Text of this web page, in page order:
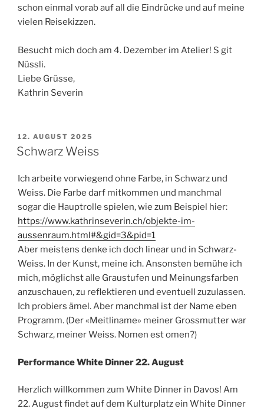
schon einmal vorab auf all die Eindrücke und auf meine
vielen Reisekizzen.
Besucht mich doch am 4. Dezember im Atelier! S git
Nüssli.
Liebe Grüsse,
Kathrin Severin
VERÖFFENTLICHT
AM
12. AUGUST 2025
Schwarz Weiss
Ich arbeite vorwiegend ohne Farbe, in Schwarz und
Weiss. Die Farbe darf mitkommen und manchmal
sogar die Hauptrolle spielen, wie zum Beispiel hier:
https://www.kathrinseverin.ch/objekte-im-
aussenraum.html#&gid=3&pid=1
Aber meistens denke ich doch linear und in Schwarz-
Weiss. In der Kunst, meine ich. Ansonsten bemühe ich
mich, möglichst alle Graustufen und Meinungsfarben
anzuschauen, zu reflektieren und eventuell zuzulassen.
Ich probiers ämel. Aber manchmal ist der Name eben
Programm. (Der «Meitliname» meiner Grossmutter war
Schwarz, meiner Weiss. Nomen est omen?)
Performance White Dinner 22. August
Herzlich willkommen zum White Dinner in Davos! Am
22. August findet auf dem Kulturplatz ein White Dinner